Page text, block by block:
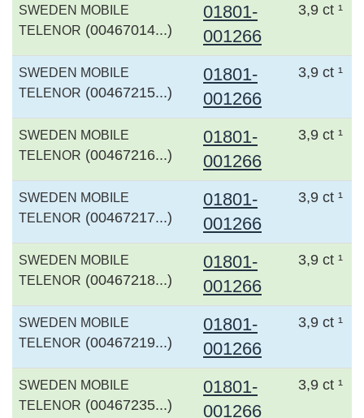
SWEDEN MOBILE
TELENOR (00467014...)
01801-
001266
3,9 ct ¹
SWEDEN MOBILE
TELENOR (00467215...)
01801-
001266
3,9 ct ¹
SWEDEN MOBILE
TELENOR (00467216...)
01801-
001266
3,9 ct ¹
SWEDEN MOBILE
TELENOR (00467217...)
01801-
001266
3,9 ct ¹
SWEDEN MOBILE
TELENOR (00467218...)
01801-
001266
3,9 ct ¹
SWEDEN MOBILE
TELENOR (00467219...)
01801-
001266
3,9 ct ¹
SWEDEN MOBILE
TELENOR (00467235...)
01801-
001266
3,9 ct ¹